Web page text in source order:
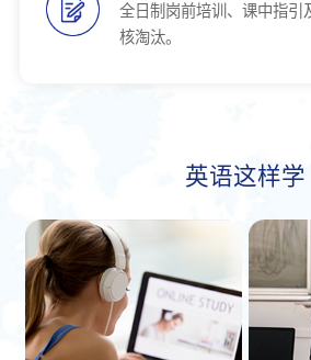
全日制岗前培训、课中指引
核淘汰。
英语这样学